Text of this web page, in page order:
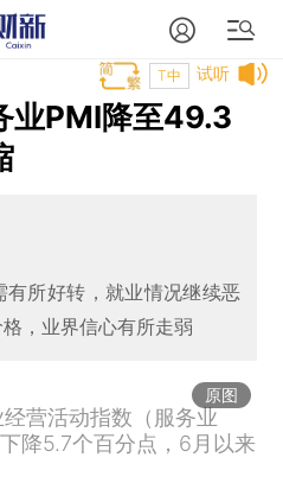
试听
T中
业PMI降至49.3
所好转，就业情况继续恶
，业界信心有所走弱
原图
营活动指数（服务业
降5.7个百分点，6月以来